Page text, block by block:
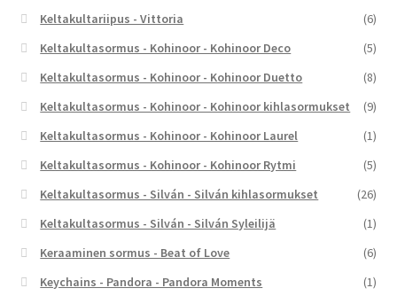
Keltakultariipus - Vittoria
(6)
Keltakultasormus - Kohinoor - Kohinoor Deco
(5)
Keltakultasormus - Kohinoor - Kohinoor Duetto
(8)
Keltakultasormus - Kohinoor - Kohinoor kihlasormukset
(9)
Keltakultasormus - Kohinoor - Kohinoor Laurel
(1)
Keltakultasormus - Kohinoor - Kohinoor Rytmi
(5)
Keltakultasormus - Silván - Silván kihlasormukset
(26)
Keltakultasormus - Silván - Silván Syleilijä
(1)
Keraaminen sormus - Beat of Love
(6)
Keychains - Pandora - Pandora Moments
(1)